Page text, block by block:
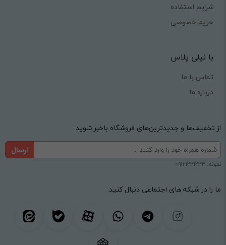
شرایط استفاده
حریم خصوصی
با نیلی پلاس
تماس با ما
درباره ما
از تخفیف‌ها و جدیدترین‌های فروشگاه باخبر شوید:
ارسال
نمونه: 09121231234
ما را در شبکه های اجتماعی دنبال کنید.